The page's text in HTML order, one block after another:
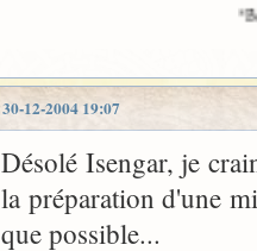
*Bonnes fêtes
30-12-2004 19:07
Désolé Isengar, je
la préparation d'une
que possible...